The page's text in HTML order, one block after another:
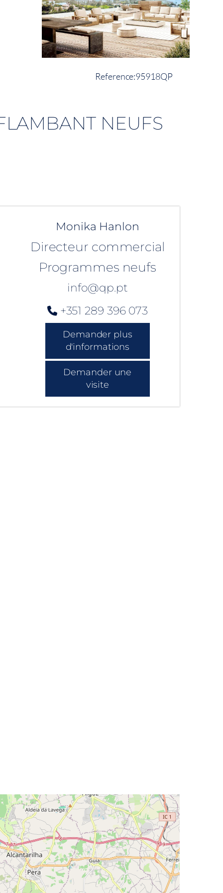
95918QP
NEUFS
Monika Hanlon
Directeur commercial
Programmes neufs
info@qp.pt
+351 289 396 073
Demander plus
d'informations
Demander une
visite